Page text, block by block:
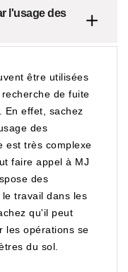
l'usage des
être utilisées
de fuite
En effet, sachez
des
est très complexe
faire appel à MJ
des
travail dans les
qu'il peut
les opérations se
du sol.